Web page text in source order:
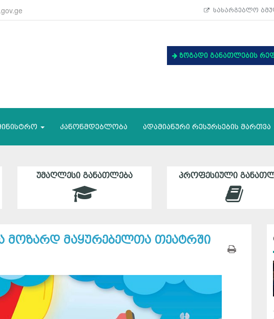
სასარგებლო
ზოგადი განათლების
კანონმდებლობა ადამიანური რესურსების მართვა
ᲣᲛᲐᲦᲚᲔᲡᲘ ᲒᲐᲜᲐᲗᲚᲔᲑᲐ ᲞᲠᲝᲤᲔᲡᲘᲣᲚᲘ
მოზარდ მაყურებელთა თეატრში